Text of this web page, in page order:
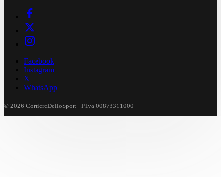
Facebook
Instagram
X
WhatsApp
© 2026 CorriereDelloSport - P.Iva 00878311000